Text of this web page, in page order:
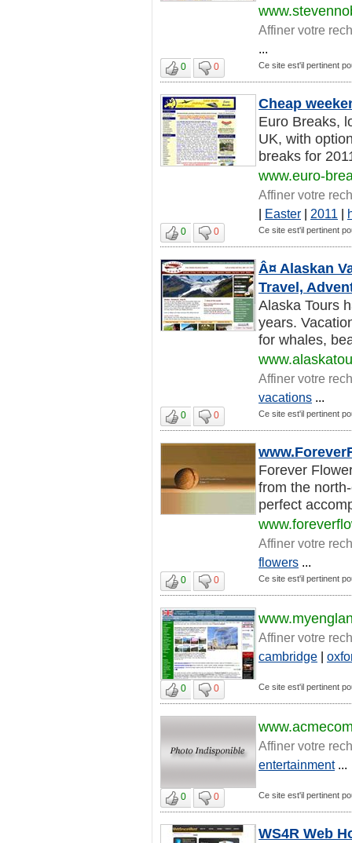
Affiner votre
...
0 0 Ce site est'il pertinent
Cheap
Euro Breaks,
UK, with
breaks for
www.euro-
Affiner votre
| Easter | 2011 |
0 0 Ce site est'il pertinent
Â¤ Alaskan
Travel,
Alaska Tours
years.
for whales,
Affiner votre
vacations ...
0 0 Ce site est'il pertinent
Forever
from the
perfect
Affiner votre
flowers ...
0 0 Ce site est'il pertinent
Affiner votre
cambridge |
0 0 Ce site est'il pertinent
Affiner votre
entertainment...
0 0 Ce site est'il pertinent
WS4R Web